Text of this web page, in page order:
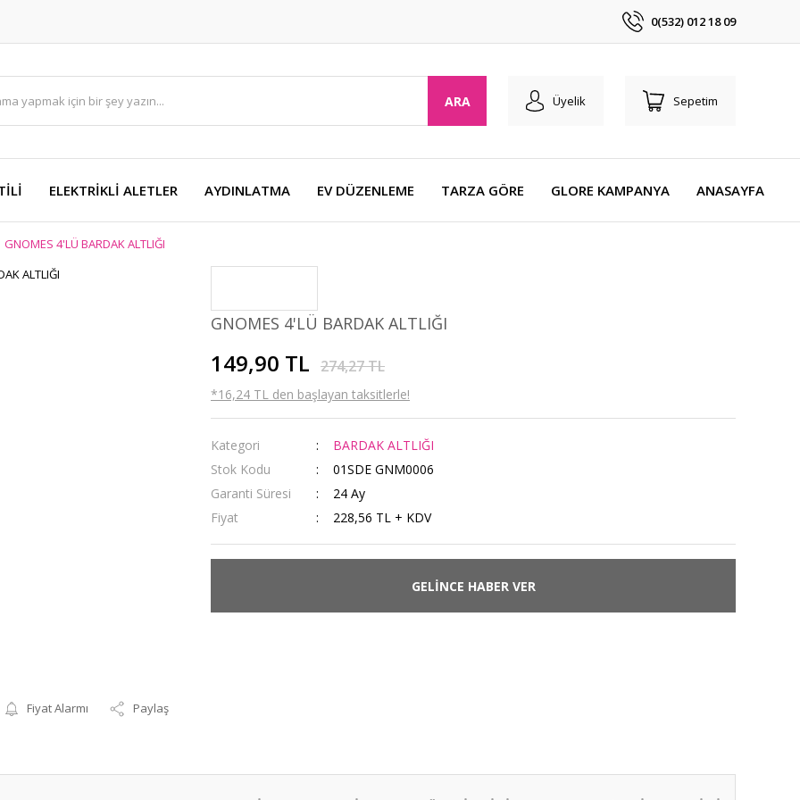
0(532) 012 18 09
ARA Üyelik Sepetim
ELEKTRİKLİ ALETLER AYDINLATMA EV DÜZENLEME TARZA GÖRE GLORE KAMPANYA ANASAYFA
GNOMES 4'LÜ BARDAK ALTLIĞI
Fiyat Alarmı Paylaş
GNOMES 4'LÜ BARDAK ALTLIĞI
149,90 TL 274,27 TL
*16,24 TL den başlayan taksitlerle!
Kategori
BARDAK ALTLIĞI
Stok Kodu
01SDE GNM0006
Garanti Süresi
24 Ay
Fiyat
228,56 TL + KDV
GELİNCE HABER VER